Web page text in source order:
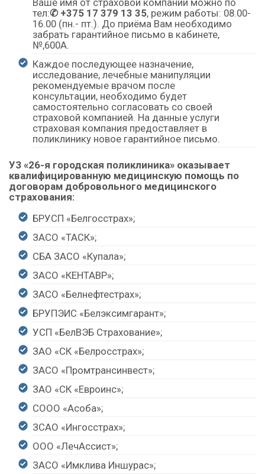
тел:✆+375 17 379 13 35, режим работы: 08.00-
16.00 (пн.- пт.). До приёма Вам необходимо
забрать гарантийное письмо в кабинете,
№,600А.
Каждое последующее назначение,
исследование, лечебные манипуляции
рекомендуемые врачом после
консультации, необходимо будет
самостоятельно согласовать со своей
страховой компанией. На данные услуги
страховая компания предоставляет в
поликлинику новое гарантийное письмо.
УЗ «26-я городская поликлиника» оказывает
квалифицированную медицинскую помощь по
договорам добровольного медицинского
страхования:
БРУСП «Белгосстрах»;
ЗАСО «ТАСК»;
СБА ЗАСО «Купала»;
ЗАСО «КЕНТАВР»;
ЗАСО «Белнефтестрах»;
БРУПЭИC «Белэксимгарант»;
УСП «БелВЭБ Страхование»;
ЗАО «СК «Белросстрах»;
ЗАСО «Промтрансинвест»;
ЗАО «СК «Евроинс»;
СООО «Асоба»;
ЗСАО «Ингосстрах»;
ООО «ЛечАссист»;
ЗАСО «Имклива Иншурас»;